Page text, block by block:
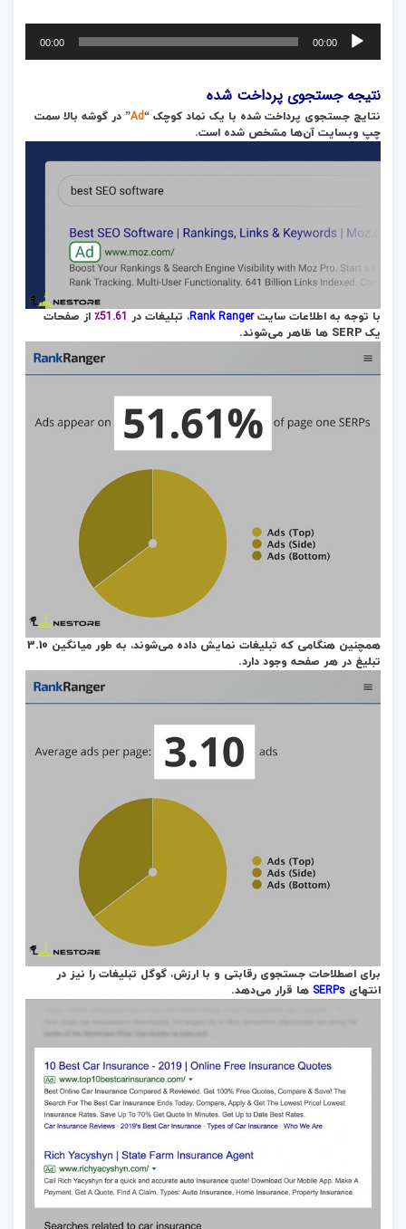
پخش‌کننده
صوت
00:00
00:00
نتیجه جستجوی پرداخت‌ شده
نتایج جستجوی پرداخت‌ شده با یک نماد کوچک “Ad” در گوشه بالا سمت
چپ وبسایت آن‌ها مشخص‌ شده است.
با توجه به اطلاعات سایتRank Ranger، تبلیغات در 51.61٪ از صفحات
یک SERP ها ظاهر می‌شوند.
همچنین هنگامی‌ که تبلیغات نمایش داده می‌شوند، به‌ طور میانگین 3.10
تبلیغ در هر صفحه وجود دارد.
برای اصطلاحات جستجوی رقابتی و با ارزش، گوگل تبلیغات را نیز در
انتهای SERPs ها قرار می‌دهد.